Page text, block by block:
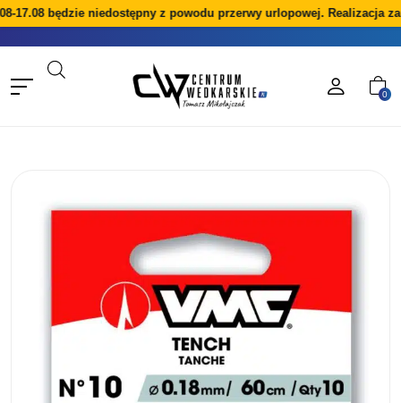
17.08 będzie niedostępny z powodu przerwy urlopowej. Realizacja
0